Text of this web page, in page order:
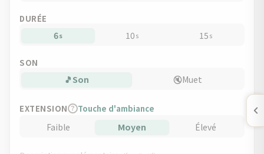
DURÉE
6s 10 s 15 s
SON
🎵 Son 🔇Muet
EXTENSION ? Touche d'ambiance
Faible Moyen Élevé